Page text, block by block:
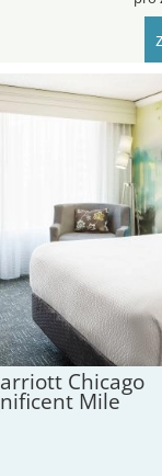
Chicago
Mile